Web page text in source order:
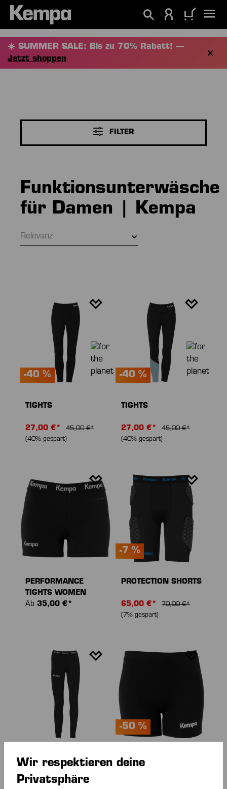
springen
☀️ SUMMER SALE: Bis zu 70% Rabatt! —
Jetzt shoppen
FILTER
Funktionsunterwäsche
für Damen | Kempa
Relevanz
-40 %
TIGHTS
27,00 €*
45,00 €*
(40% gespart)
-40 %
TIGHTS
27,00 €*
45,00 €*
(40% gespart)
PERFORMANCE
TIGHTS WOMEN
Ab 35,00 €*
-7 %
PROTECTION SHORTS
65,00 €*
70,00 €*
(7% gespart)
TRAINING TIGHTS
40,00 €*
-50 %
TIGHTS KIDS
Wir respektieren deine
Privatsphäre